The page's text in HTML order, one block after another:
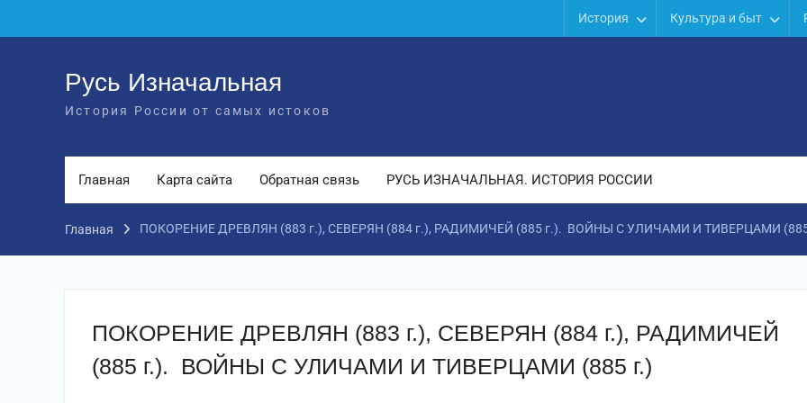
История Культура и быт
Русь Изначальная
История России от самых истоков
Главная Карта сайта Обратная связь РУСЬ ИЗНАЧАЛЬНАЯ. ИСТОРИЯ РОССИИ
Главная ПОКОРЕНИЕ ДРЕВЛЯН (883 г.), СЕВЕРЯН (884 г.), РАДИМИЧЕЙ (885 г.). ВОЙНЫ С УЛИЧАМИ И ТИВЕРЦАМИ
ПОКОРЕНИЕ ДРЕВЛЯН (883 г.), СЕВЕРЯН (884 г.), РАДИМИЧЕЙ
(885 г.). ВОЙНЫ С УЛИЧАМИ И ТИВЕРЦАМИ (885 г.)